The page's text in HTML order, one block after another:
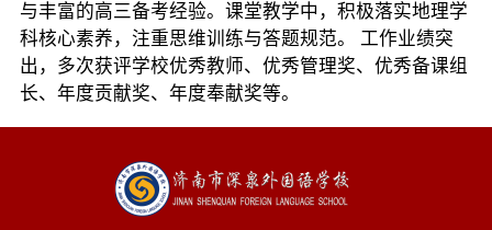
与丰富的高三备考经验。课堂教学中，积极落实地理学
科核心素养，注重思维训练与答题规范。 工作业绩突
出，多次获评学校优秀教师、优秀管理奖、优秀备课组
长、年度贡献奖、年度奉献奖等。